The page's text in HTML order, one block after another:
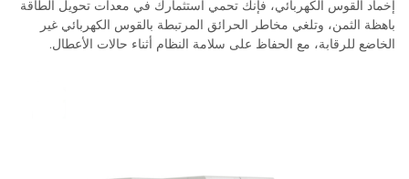
إخماد القوس الكهربائي، فإنك تحمي استثمارك في معدات تحويل الطاقة
باهظة الثمن، وتلغي مخاطر الحرائق المرتبطة بالقوس الكهربائي غير
الخاضع للرقابة، مع الحفاظ على سلامة النظام أثناء حالات الأعطال.